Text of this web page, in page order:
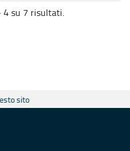
4 su 7 risultati.
sito